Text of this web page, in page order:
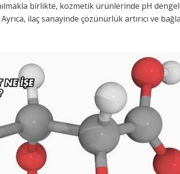
birlikte, kozmetik ürünlerinde pH
ilaç sanayinde çözünürlük artırıcı ve